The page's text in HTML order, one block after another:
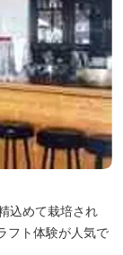
込めて栽培され
フト体験が人気で